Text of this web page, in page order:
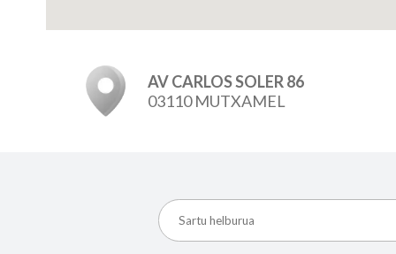
AV CARLOS SOLER 86
03110 MUTXAMEL